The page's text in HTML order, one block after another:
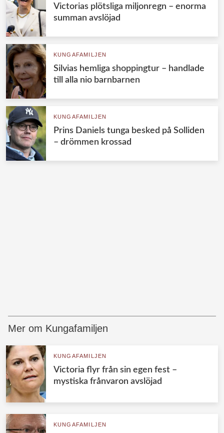
Victorias plötsliga miljonregn – enorma
summan avslöjad
KUNGAFAMILJEN
Silvias hemliga shoppingtur – handlade
till alla nio barnbarnen
KUNGAFAMILJEN
Prins Daniels tunga besked på Solliden
– drömmen krossad
Mer om Kungafamiljen
KUNGAFAMILJEN
Victoria flyr från sin egen fest –
mystiska frånvaron avslöjad
KUNGAFAMILJEN